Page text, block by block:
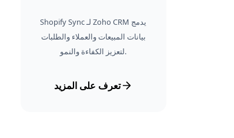
Shopify Sync لـ Zoho CRM يدمج
بيانات المبيعات والعملاء والطلبات
لتعزيز الكفاءة والنمو.
تعرف على المزيد